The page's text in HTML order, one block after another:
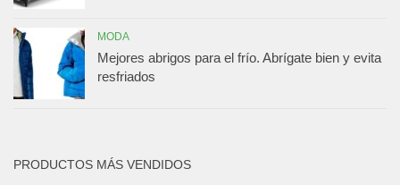
MODA
Mejores abrigos para el frío. Abrígate bien y evita
resfriados
PRODUCTOS MÁS VENDIDOS